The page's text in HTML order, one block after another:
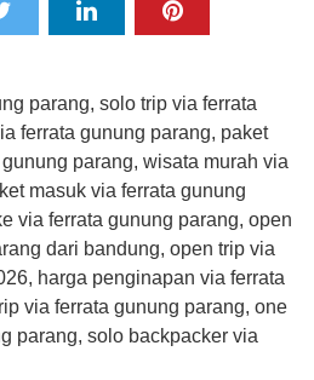
parang, solo trip via ferrata
ferrata gunung parang, paket
parang, wisata murah via
masuk via ferrata gunung
via ferrata gunung parang, open
dari bandung, open trip via
harga penginapan via ferrata
via ferrata gunung parang, one
parang, solo backpacker via